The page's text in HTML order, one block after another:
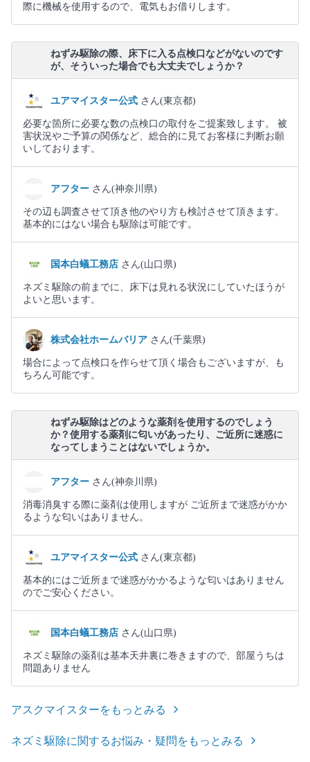
際に機械を使用するので、電気もお借りします。
ねずみ駆除の際、床下に入る点検口などがないのです
が、そういった場合でも大丈夫でしょうか？
ユアマイスター公式 さん(東京都)
必要な箇所に必要な数の点検口の取付をご提案致します。 被
害状況やご予算の関係など、総合的に見てお客様に判断お願
いしております。
アフター さん(神奈川県)
その辺も調査させて頂き他のやり方も検討させて頂きます。
基本的にはない場合も駆除は可能です。
国本白蟻工務店 さん(山口県)
ネズミ駆除の前までに、床下は見れる状況にしていたほうが
よいと思います。
株式会社ホームバリア さん(千葉県)
場合によって点検口を作らせて頂く場合もございますが、も
ちろん可能です。
ねずみ駆除はどのような薬剤を使用するのでしょう
か？使用する薬剤に匂いがあったり、ご近所に迷惑に
なってしまうことはないでしょうか。
アフター さん(神奈川県)
消毒消臭する際に薬剤は使用しますが ご近所まで迷惑がかか
るような匂いはありません。
ユアマイスター公式 さん(東京都)
基本的にはご近所まで迷惑がかかるような匂いはありません
のでご安心ください。
国本白蟻工務店 さん(山口県)
ネズミ駆除の薬剤は基本天井裏に巻きますので、部屋うちは
問題ありません
アスクマイスターをもっとみる
ネズミ駆除に関するお悩み・疑問をもっとみる